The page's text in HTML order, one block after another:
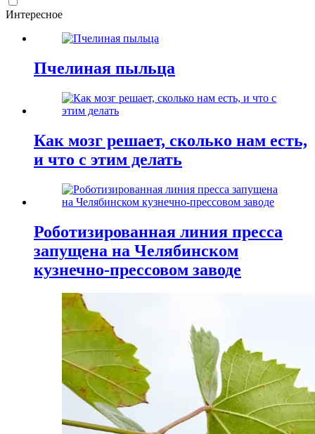
Интересное
Пчелиная пыльца
Как мозг решает, сколько нам есть,
и что с этим делать
Роботизированная линия пресса
запущена на Челябинском
кузнечно-прессовом заводе